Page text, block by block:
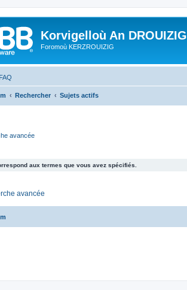
Korvigelloù An DROUIZIG
Foromoù KERZROUIZIG
FAQ
Rechercher Sujets actifs
avancée
aux termes que vous avez spécifiés.
avancée